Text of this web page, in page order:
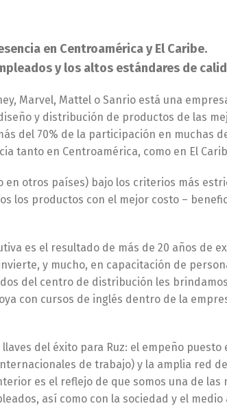
en Centroamérica y El Caribe.
y los altos estándares de
Marvel, Mattel o Sanrio está una
y distribución de productos de las
del 70% de la participación en muchas
en Centroamérica, como en El
otros países) bajo los criterios más
los productos con el mejor costo –
es el resultado de más de 20 años de
y mucho, en capacitación de
del centro de distribución les
con cursos de inglés dentro de la
del éxito para Ruz: el empeño
de trabajo) y la amplia red
es el reflejo de que somos una de
así como con la sociedad y el medio